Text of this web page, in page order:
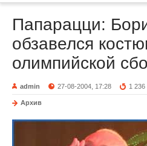
Папарацци:
обзавелся
олимпийской
admin 27-08-2004, 17:28 1 236
Архив